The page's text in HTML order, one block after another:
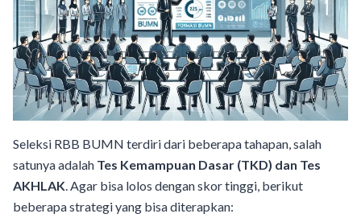
Seleksi RBB BUMN terdiri dari beberapa tahapan, salah
satunya adalah Tes Kemampuan Dasar (TKD) dan Tes
AKHLAK. Agar bisa lolos dengan skor tinggi, berikut
beberapa strategi yang bisa diterapkan: